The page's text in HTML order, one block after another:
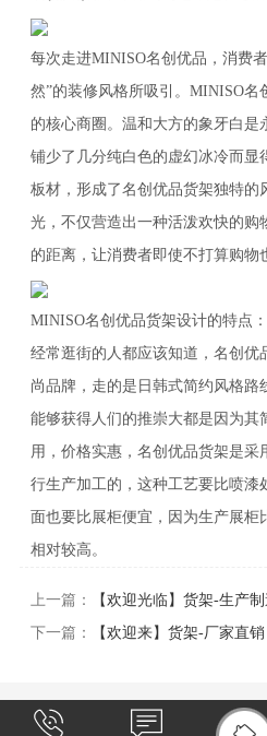
每次走进MINISO名创优品，消费
然”的装修风格所吸引。MINISO
的核心商圈。温和大方的象牙白是
铺少了几分纯白色的虚幻冰冷而显
板材，形成了名创优品货架独特的
光，不仅营造出一种活泼欢快的购
的距离，让消费者即使不打算购物
MINISO名创优品货架设计的特点
经常逛街的人都应该知道，名创优
尚品牌，走的是日韩式简约风格路
能够获得人们的推崇大都是因为其
用，价格实惠，名创优品货架是采
行生产加工的，这种工艺要比喷漆
面也要比展柜便宜，因为生产展柜
相对较高。
上一篇：
【欢迎光临】货架-生产制
下一篇：
【欢迎来】货架-厂家直销